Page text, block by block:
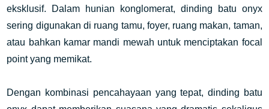
eksklusif. Dalam hunian konglomerat, dinding batu onyx
sering digunakan di ruang tamu, foyer, ruang makan, taman,
atau bahkan kamar mandi mewah untuk menciptakan focal
point yang memikat.
Dengan kombinasi pencahayaan yang tepat, dinding batu